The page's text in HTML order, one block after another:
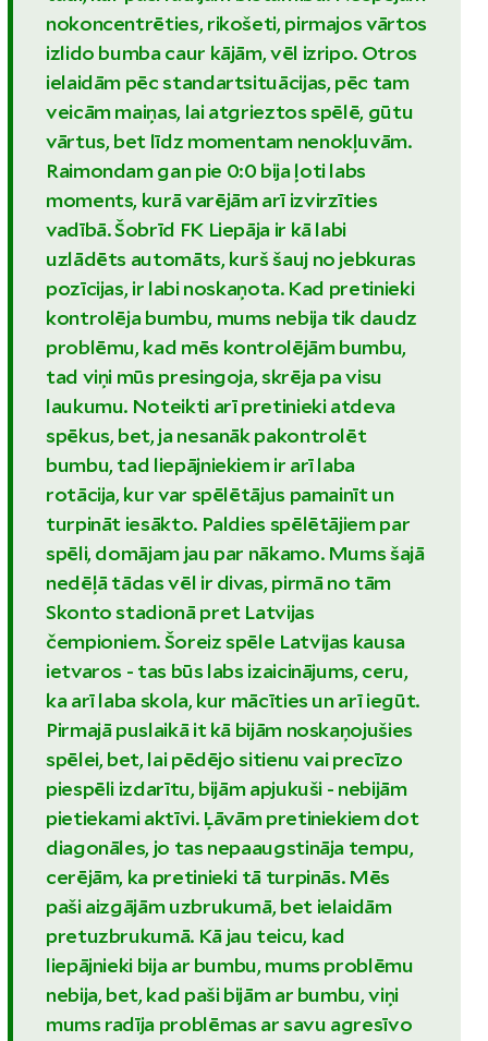
nokoncentrēties, rikošeti, pirmajos vārtos
izlido bumba caur kājām, vēl izripo. Otros
ielaidām pēc standartsituācijas, pēc tam
veicām maiņas, lai atgrieztos spēlē, gūtu
vārtus, bet līdz momentam nenokļuvām.
Raimondam gan pie 0:0 bija ļoti labs
moments, kurā varējām arī izvirzīties
vadībā. Šobrīd FK Liepāja ir kā labi
uzlādēts automāts, kurš šauj no jebkuras
pozīcijas, ir labi noskaņota. Kad pretinieki
kontrolēja bumbu, mums nebija tik daudz
problēmu, kad mēs kontrolējām bumbu,
tad viņi mūs presingoja, skrēja pa visu
laukumu. Noteikti arī pretinieki atdeva
spēkus, bet, ja nesanāk pakontrolēt
bumbu, tad liepājniekiem ir arī laba
rotācija, kur var spēlētājus pamainīt un
turpināt iesākto. Paldies spēlētājiem par
spēli, domājam jau par nākamo. Mums šajā
nedēļā tādas vēl ir divas, pirmā no tām
Skonto stadionā pret Latvijas
čempioniem. Šoreiz spēle Latvijas kausa
ietvaros - tas būs labs izaicinājums, ceru,
ka arī laba skola, kur mācīties un arī iegūt.
Pirmajā puslaikā it kā bijām noskaņojušies
spēlei, bet, lai pēdējo sitienu vai precīzo
piespēli izdarītu, bijām apjukuši - nebijām
pietiekami aktīvi. Ļāvām pretiniekiem dot
diagonāles, jo tas nepaaugstināja tempu,
cerējām, ka pretinieki tā turpinās. Mēs
paši aizgājām uzbrukumā, bet ielaidām
pretuzbrukumā. Kā jau teicu, kad
liepājnieki bija ar bumbu, mums problēmu
nebija, bet, kad paši bijām ar bumbu, viņi
mums radīja problēmas ar savu agresīvo